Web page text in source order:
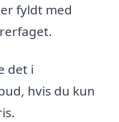
fyldt med
det i
hvis du kun